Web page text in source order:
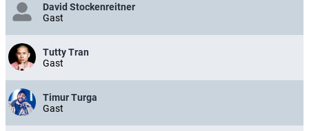
David Stockenreitner
Gast
Tutty Tran
Gast
Timur Turga
Gast